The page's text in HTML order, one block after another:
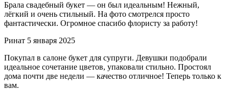
Брала свадебный букет — он был идеальным! Нежный,
лёгкий и очень стильный. На фото смотрелся просто
фантастически. Огромное спасибо флористу за работу!
Ринат 5 января 2025
Покупал в салоне букет для супруги. Девушки подобрали
идеальное сочетание цветов, упаковали стильно. Простоял
дома почти две недели — качество отличное! Теперь только к
вам.